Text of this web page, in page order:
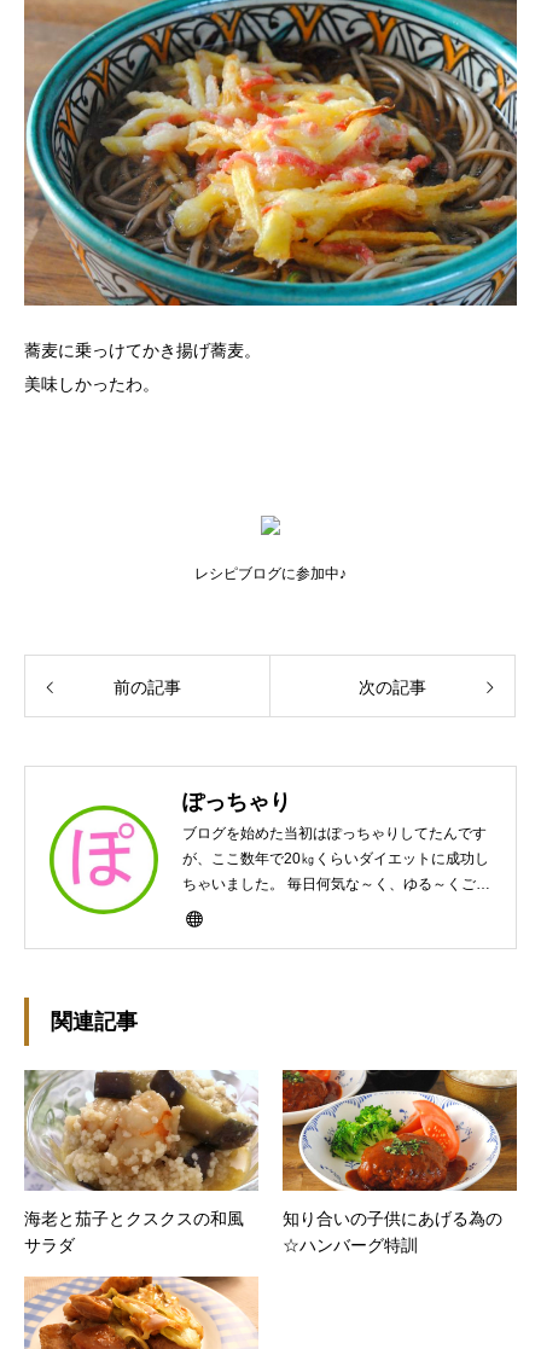
蕎麦に乗っけてかき揚げ蕎麦。
美味しかったわ。
レシピブログに参加中♪
前の記事 次の記事
ぽっちゃり
ブログを始めた当初はぽっちゃりしてたんです
が、ここ数年で20㎏くらいダイエットに成功し
ちゃいました。 毎日何気な～く、ゆる～くご飯
作ってますんで、ゆる～い感じで見て頂けたら
関連記事
海老と茄子とクスクスの和風
サラダ
知り合いの子供にあげる為の
☆ハンバーグ特訓